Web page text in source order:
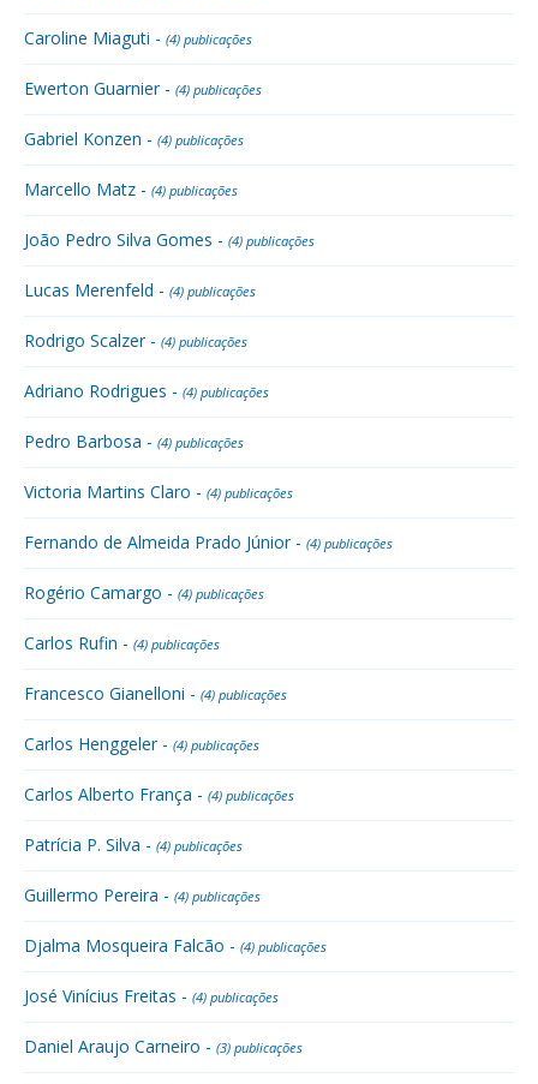
Caroline Miaguti - (4) publicações
Ewerton Guarnier - (4) publicações
Gabriel Konzen - (4) publicações
Marcello Matz - (4) publicações
João Pedro Silva Gomes - (4) publicações
Lucas Merenfeld - (4) publicações
Rodrigo Scalzer - (4) publicações
Adriano Rodrigues - (4) publicações
Pedro Barbosa - (4) publicações
Victoria Martins Claro - (4) publicações
Fernando de Almeida Prado Júnior - (4) publicações
Rogério Camargo - (4) publicações
Carlos Rufin - (4) publicações
Francesco Gianelloni - (4) publicações
Carlos Henggeler - (4) publicações
Carlos Alberto França - (4) publicações
Patrícia P. Silva - (4) publicações
Guillermo Pereira - (4) publicações
Djalma Mosqueira Falcão - (4) publicações
José Vinícius Freitas - (4) publicações
Daniel Araujo Carneiro - (3) publicações